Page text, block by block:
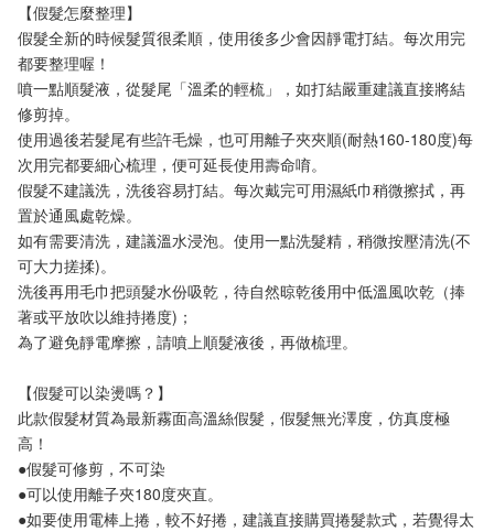
【假髮怎麼整理】
假髮全新的時候髮質很柔順，使用後多少會因靜電打結。每次用完
都要整理喔！
噴一點順髮液，從髮尾「溫柔的輕梳」，如打結嚴重建議直接將結
修剪掉。
使用過後若髮尾有些許毛燥，也可用離子夾夾順(耐熱160-180度)每
次用完都要細心梳理，便可延長使用壽命唷。
假髮不建議洗，洗後容易打結。每次戴完可用濕紙巾稍微擦拭，再
置於通風處乾燥。
如有需要清洗，建議溫水浸泡。使用一點洗髮精，稍微按壓清洗(不
可大力搓揉)。
洗後再用毛巾把頭髮水份吸乾，待自然晾乾後用中低溫風吹乾（捧
著或平放吹以維持捲度)；
為了避免靜電摩擦，請噴上順髮液後，再做梳理。
【假髮可以染燙嗎？】
此款假髮材質為最新霧面高溫絲假髮，假髮無光澤度，仿真度極
高！
●假髮可修剪，不可染
●可以使用離子夾180度夾直。
●如要使用電棒上捲，較不好捲，建議直接購買捲髮款式，若覺得太